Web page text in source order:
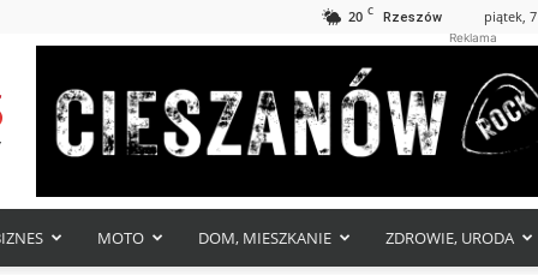
20 C Rzeszów piątek,
Reklama
MOTO DOM, MIESZKANIE ZDROWIE, URODA